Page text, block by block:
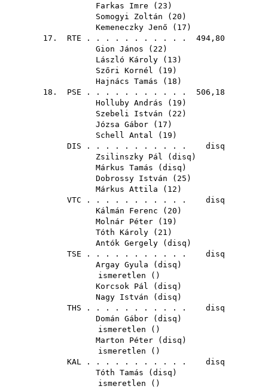
Farkas Imre ( 23 )
Somogyi Zoltán ( 20 )
Kemeneczky Jenő ( 17 )
17. RTE . . . . . . . . . . . 494,80
Gion János ( 22 )
László Károly ( 13 )
Szőri Kornél ( 19 )
Hajnács Tamás ( 18 )
18. PSE . . . . . . . . . . . 506,18
Holluby András ( 19 )
Szebeli István ( 22 )
Józsa Gábor ( 17 )
Schell Antal ( 19 )
DIS . . . . . . . . . . . disq
Zsilinszky Pál ( disq )
Márkus Tamás ( disq )
Dobrossy István ( 25 )
Márkus Attila ( 12 )
VTC . . . . . . . . . . . disq
Kálmán Ferenc ( 20 )
Molnár Péter ( 19 )
Tóth Károly ( 21 )
Antók Gergely ( disq )
TSE . . . . . . . . . . . disq
Argay Gyula ( disq )
ismeretlen ()
Korcsok Pál ( disq )
Nagy István ( disq )
THS . . . . . . . . . . . disq
Domán Gábor ( disq )
ismeretlen ()
Marton Péter ( disq )
ismeretlen ()
KAL . . . . . . . . . . . disq
Tóth Tamás ( disq )
ismeretlen ()